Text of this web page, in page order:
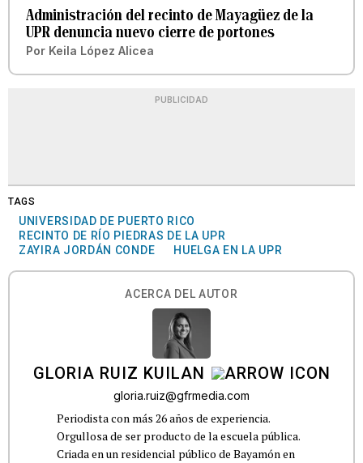
Administración del recinto de Mayagüez de la
UPR denuncia nuevo cierre de portones
Por Keila López Alicea
PUBLICIDAD
TAGS
UNIVERSIDAD DE PUERTO RICO
RECINTO DE RÍO PIEDRAS DE LA UPR
ZAYIRA JORDÁN CONDE
HUELGA EN LA UPR
ACERCA DEL AUTOR
GLORIA RUIZ KUILAN
gloria.ruiz@gfrmedia.com
Periodista con más 26 años de experiencia.
Orgullosa de ser producto de la escuela pública.
Criada en un residencial público de Bayamón en